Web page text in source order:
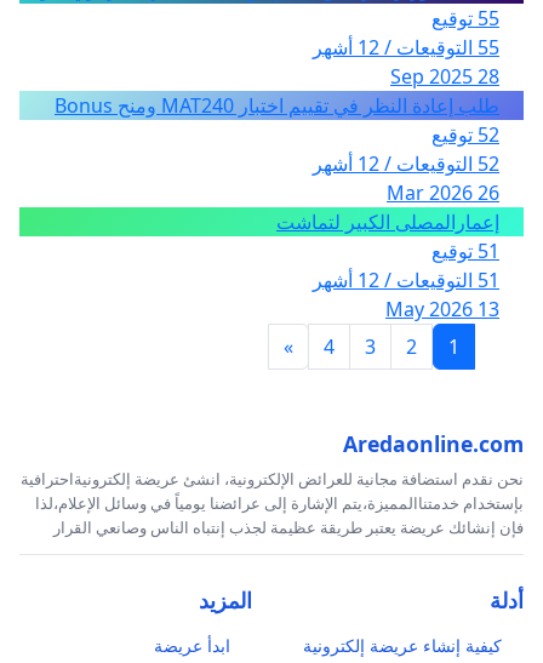
55 توقيع
55 التوقيعات / 12 أشهر
28 Sep 2025
طلب إعادة النظر في تقييم اختبار MAT240 ومنح Bonus
52 توقيع
52 التوقيعات / 12 أشهر
26 Mar 2026
إعمارالمصلى الكبير لتماشت
51 توقيع
51 التوقيعات / 12 أشهر
13 May 2026
1
2
3
4
»
Aredaonline.com
نحن نقدم استضافة مجانية للعرائض الإلكترونية، انشئ عريضة إلكترونيةاحترافية
بإستخدام خدمتناالمميزة،يتم الإشارة إلى عرائضنا يومياً في وسائل الإعلام،لذا
فإن إنشائك عريضة يعتبر طريقة عظيمة لجذب إنتباه الناس وصانعي القرار
أدلة
كيفية إنشاء عريضة إلكترونية
المزيد
ابدأ عريضة